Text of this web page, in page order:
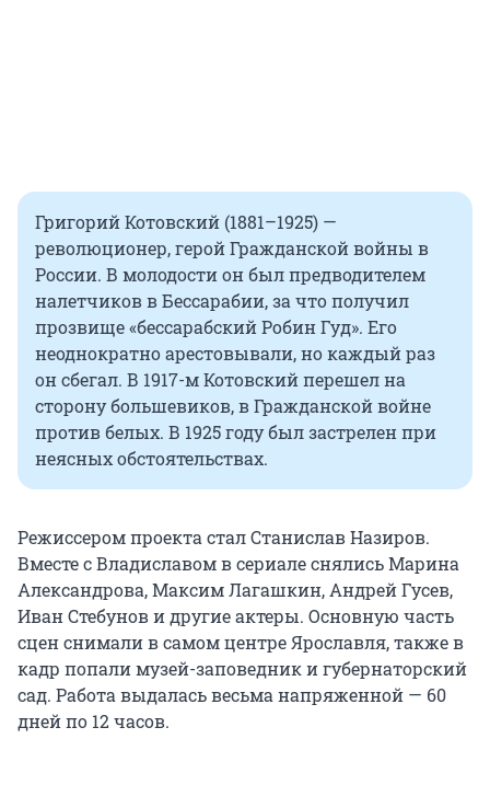
Григорий Котовский (1881–1925) —
революционер, герой Гражданской войны в
России. В молодости он был предводителем
налетчиков в Бессарабии, за что получил
прозвище «бессарабский Робин Гуд». Его
неоднократно арестовывали, но каждый раз
он сбегал. В 1917-м Котовский перешел на
сторону большевиков, в Гражданской войне
против белых. В 1925 году был застрелен при
неясных обстоятельствах.
Режиссером проекта стал Станислав Назиров.
Вместе с Владиславом в сериале снялись Марина
Александрова, Максим Лагашкин, Андрей Гусев,
Иван Стебунов и другие актеры. Основную часть
сцен снимали в самом центре Ярославля, также в
кадр попали музей-заповедник и губернаторский
сад. Работа выдалась весьма напряженной — 60
дней по 12 часов.